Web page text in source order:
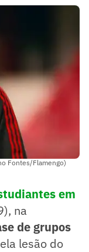
Fontes/Flamengo)
em
na
de grupos
lesão do